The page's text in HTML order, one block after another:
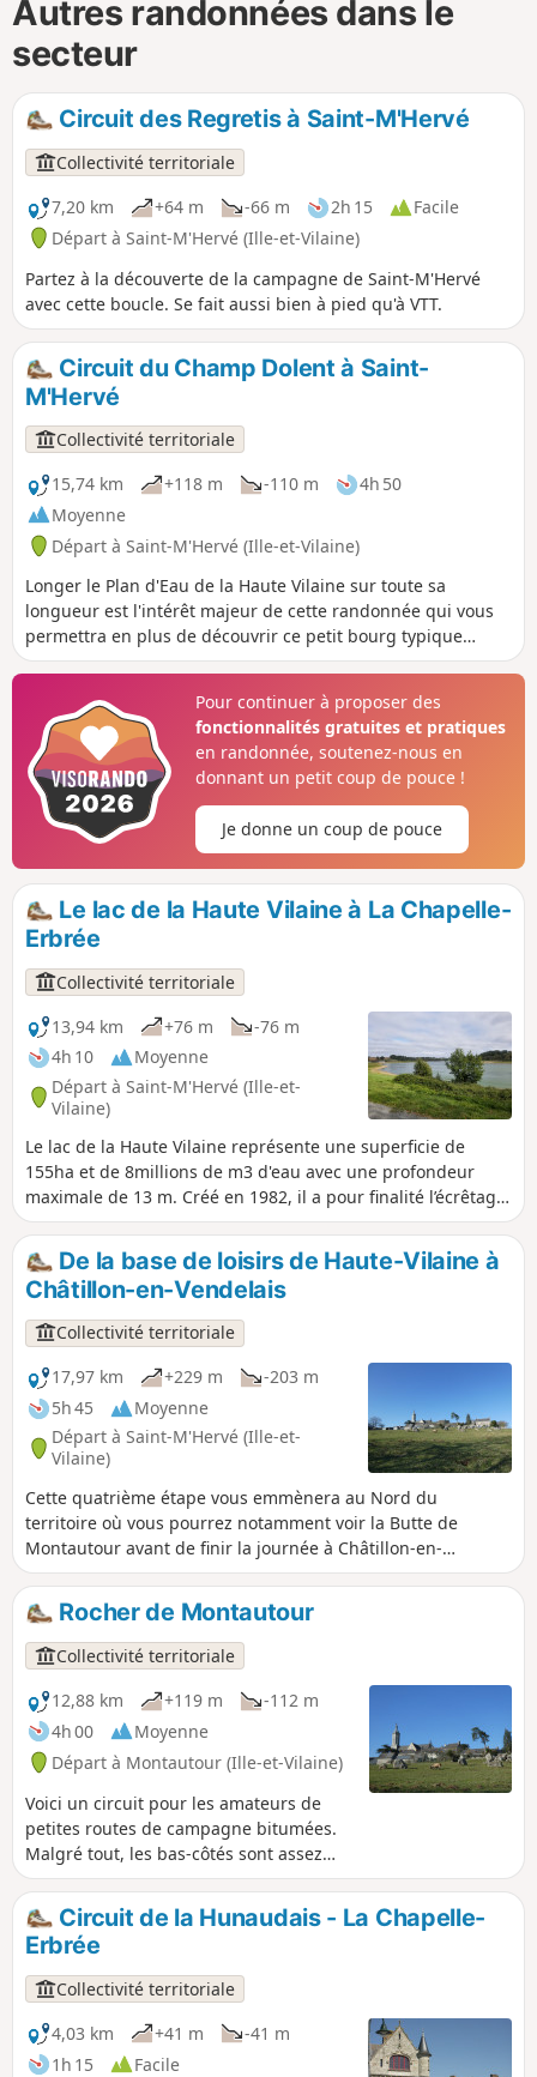
Autres randonnées dans le
secteur
Circuit des Regretis à Saint-M'Hervé
Collectivité territoriale
7,20 km
+64 m -66 m 2h 15
Facile
Départ à Saint-M'Hervé (Ille-et-Vilaine)
Partez à la découverte de la campagne de Saint-M'Hervé
avec cette boucle. Se fait aussi bien à pied qu'à VTT.
Circuit du Champ Dolent à Saint-
M'Hervé
Collectivité territoriale
15,74 km
+118 m -110 m
4h 50
Moyenne
Départ à Saint-M'Hervé (Ille-et-Vilaine)
Longer le Plan d'Eau de la Haute Vilaine sur toute sa
longueur est l'intérêt majeur de cette randonnée qui vous
permettra en plus de découvrir ce petit bourg typique
qu'est Saint-M'Hervé.
Pour continuer à proposer des
fonctionnalités gratuites et pratiques
en randonnée, soutenez-nous en
donnant un petit coup de pouce !
Je donne un coup de pouce
Le lac de la Haute Vilaine à La Chapelle-
Erbrée
Collectivité territoriale
13,94 km
+76 m
-76 m
4h 10
Moyenne
Départ à Saint-M'Hervé (Ille-et-
Vilaine)
Le lac de la Haute Vilaine représente une superficie de
155ha et de 8millions de m3 d'eau avec une profondeur
maximale de 13 m. Créé en 1982, il a pour finalité l’écrêtage
des crues hivernales de la Vilaine pour Vitré et Rennes
situées en aval. En faire le tour permet de profiter du lac et
de chemins en forêt.
De la base de loisirs de Haute-Vilaine à
Châtillon-en-Vendelais
Collectivité territoriale
17,97 km
+229 m
-203 m
5h 45
Moyenne
Départ à Saint-M'Hervé (Ille-et-
Vilaine)
Cette quatrième étape vous emmènera au Nord du
territoire où vous pourrez notamment voir la Butte de
Montautour avant de finir la journée à Châtillon-en-
Vendelais.
Rocher de Montautour
Collectivité territoriale
12,88 km
+119 m
-112 m
4h 00
Moyenne
Départ à Montautour (Ille-et-Vilaine)
Voici un circuit pour les amateurs de
petites routes de campagne bitumées.
Malgré tout, les bas-côtés sont assez
larges pour, très souvent, cheminer sur
un sol meuble. Il est également assez
vallonné pour offrir à certains moments
des belles vues sur la campagne
environnante. Circuit du Rocher sur le
topoguide de Vitré Communauté
Circuit de la Hunaudais - La Chapelle-
Erbrée
Collectivité territoriale
4,03 km
+41 m
-41 m
1h 15
Facile